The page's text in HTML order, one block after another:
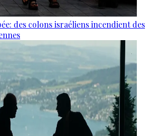
des colons israéliens incendient des